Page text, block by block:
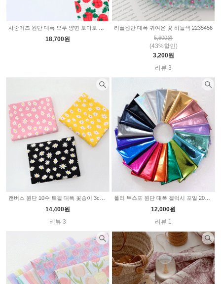
18,700원
리플원단 대폭 귀여운 꽃 하늘색 2235456
5,600원
(43%할인)
3,200원
리뷰 3
14,400원
리뷰 3
12,000원
리뷰 1